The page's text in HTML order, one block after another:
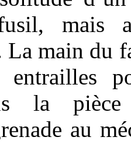
mais
La main du
entrailles
la pièce
au